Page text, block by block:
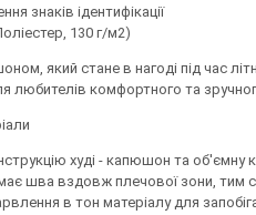
знаків ідентифікації
130 г/м2)
який стане в нагоді під час
любителів комфортного та
худі - капюшон та
шва вздовж плечової зони, тим
в тон матеріалу для